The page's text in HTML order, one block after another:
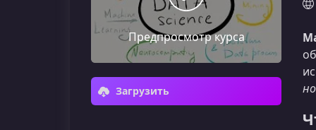
Предпросмотр курса
Загрузить